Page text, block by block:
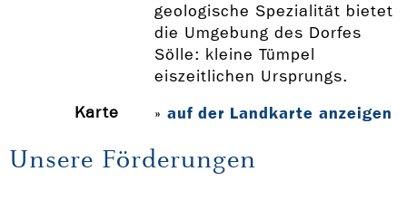
geologische Spezialität bietet
die Umgebung des Dorfes
Sölle: kleine Tümpel
eiszeitlichen Ursprungs.
Karte
» auf der Landkarte anzeigen
Unsere Förderungen